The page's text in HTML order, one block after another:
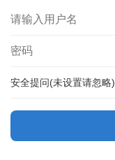
安全提问(未设置请忽略)